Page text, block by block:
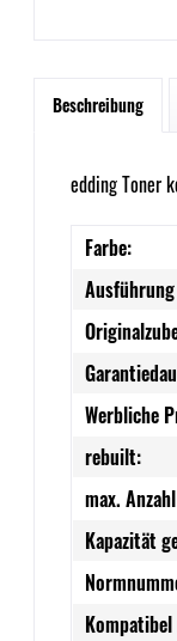
Beschreibung
edding Toner
Farbe:
Werbliche
rebuilt:
max.
Kapazität